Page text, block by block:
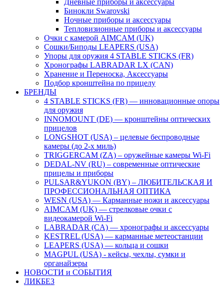
Дневные приборы и аксессуары
Бинокли Swarovski
Ночные приборы и аксессуары
Тепловизионные приборы и аксессуары
Очки с камерой AIMCAM (UK)
Сошки/Биподы LEAPERS (USA)
Упоры для оружия 4 STABLE STICKS (FR)
Хронографы LABRADAR LX (CAN)
Хранение и Переноска, Аксессуары
Подбор кронштейна по прицелу
БРЕНДЫ
4 STABLE STICKS (FR) — инновационные опоры
для оружия
INNOMOUNT (DE) — кронштейны оптических
прицелов
LONGSHOT (USA) – целевые беспроводные
камеры (до 2-х миль)
TRIGGERCAM (ZA) – оружейные камеры Wi-Fi
DEDAL-NV (RU) – современные оптические
прицелы и приборы
PULSAR&YUKON (BY) – ЛЮБИТЕЛЬСКАЯ И
ПРОФЕССИОНАЛЬНАЯ ОПТИКА
WESN (USA) — Карманные ножи и аксессуары
AIMCAM (UK) — стрелковые очки с
видеокамерой Wi-Fi
LABRADAR (CA) — хронографы и аксессуары
KESTREL (USA) — карманные метеостанции
LEAPERS (USA) — кольца и сошки
MAGPUL (USA) - кейсы, чехлы, сумки и
органайзеры
НОВОСТИ и СОБЫТИЯ
ЛИКБЕЗ